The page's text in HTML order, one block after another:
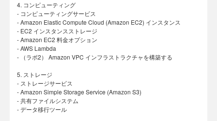
4. コンピューティング
- コンピューティングサービス
- Amazon Elastic Compute Cloud (Amazon EC2) インスタンス
- EC2 インスタンスストレージ
- Amazon EC2 料金オプション
- AWS Lambda
- （ラボ2） Amazon VPC インフラストラクチャを構築する
5. ストレージ
- ストレージサービス
- Amazon Simple Storage Service (Amazon S3)
- 共有ファイルシステム
- データ移行ツール